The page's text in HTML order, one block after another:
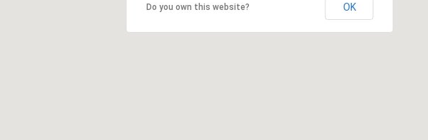
Do you own this website? OK